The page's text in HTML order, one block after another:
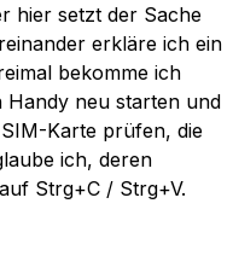
hier setzt der Sache
erkläre ich ein
bekomme ich
Handy neu starten und
Karte prüfen, die
ich, deren
Strg+C / Strg+V.